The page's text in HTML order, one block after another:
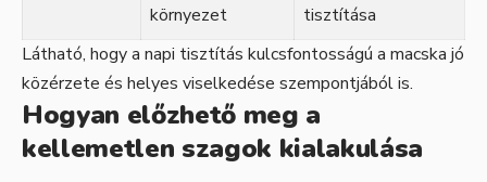
környezet
tisztítása
Látható, hogy a napi tisztítás kulcsfontosságú a macska jó
közérzete és helyes viselkedése szempontjából is.
Hogyan előzhető meg a
kellemetlen szagok kialakulása